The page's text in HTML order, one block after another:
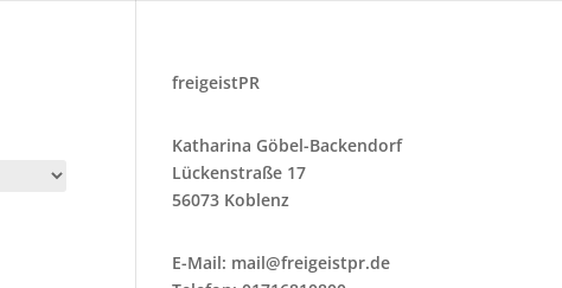
freigeistPR
Katharina Göbel-Backendorf
Lückenstraße 17
56073 Koblenz
E-Mail: mail@freigeistpr.de